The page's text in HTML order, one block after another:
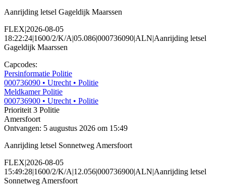
Aanrijding letsel Gageldijk Maarssen
FLEX|2026-08-05
18:22:24|1600/2/K/A|05.086|000736090|ALN|Aanrijding letsel
Gageldijk Maarssen
Capcodes:
Persinformatie Politie
000736090 • Utrecht • Politie
Meldkamer Politie
000736900 • Utrecht • Politie
Prioriteit 3 Politie
Amersfoort
Ontvangen: 5 augustus 2026 om 15:49
Aanrijding letsel Sonnetweg Amersfoort
FLEX|2026-08-05
15:49:28|1600/2/K/A|12.056|000736900|ALN|Aanrijding letsel
Sonnetweg Amersfoort